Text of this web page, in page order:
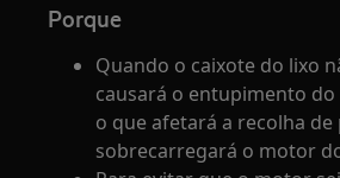
Porque
Quando o caixote do lixo
causará o entupimento do
o que afetará a recolha de
sobrecarregará o motor